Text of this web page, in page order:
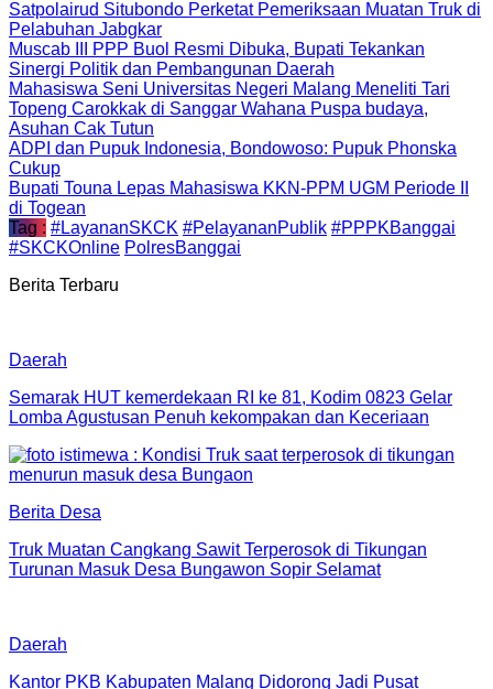
Satpolairud Situbondo Perketat Pemeriksaan Muatan Truk di
Pelabuhan Jabgkar
Muscab III PPP Buol Resmi Dibuka, Bupati Tekankan
Sinergi Politik dan Pembangunan Daerah
Mahasiswa Seni Universitas Negeri Malang Meneliti Tari
Topeng Carokkak di Sanggar Wahana Puspa budaya,
Asuhan Cak Tutun
ADPI dan Pupuk Indonesia, Bondowoso: Pupuk Phonska
Cukup
Bupati Touna Lepas Mahasiswa KKN-PPM UGM Periode II
di Togean
Tag : #LayananSKCK #PelayananPublik #PPPKBanggai
#SKCKOnline PolresBanggai
Berita Terbaru
Daerah
Semarak HUT kemerdekaan RI ke 81, Kodim 0823 Gelar
Lomba Agustusan Penuh kekompakan dan Keceriaan
Berita Desa
Truk Muatan Cangkang Sawit Terperosok di Tikungan
Turunan Masuk Desa Bungawon Sopir Selamat
Daerah
Kantor PKB Kabupaten Malang Didorong Jadi Pusat